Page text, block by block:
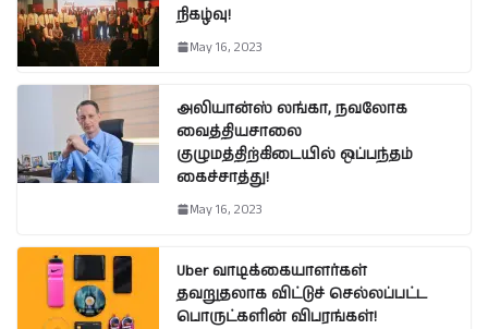
நிகழ்வு!
May 16, 2023
அலியான்ஸ் லங்கா, நவலோக
வைத்தியசாலை
குழுமத்திற்கிடையில் ஒப்பந்தம்
கைச்சாத்து!
May 16, 2023
Uber வாடிக்கையாளர்கள்
தவறுதலாக விட்டுச் செல்லப்பட்ட
பொருட்களின் விபரங்கள்!